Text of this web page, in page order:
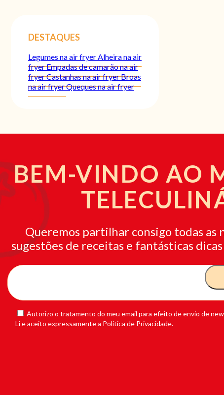
DESTAQUES
Legumes na air fryerAlheira na air
fryerEmpadas de camarão na air
fryerCastanhas na air fryerBroas
na air fryerQueques na air fryer
BEM-VINDO AO
Queremos partilhar consigo todas as
sugestões de receitas e fantásticas
Autorizo o tratamento do meu email para efeito de envio de
Li e aceito expressamente a Política de Privacidade.